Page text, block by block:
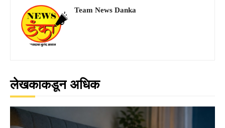
Team News Danka
लेखकाकडून अधिक